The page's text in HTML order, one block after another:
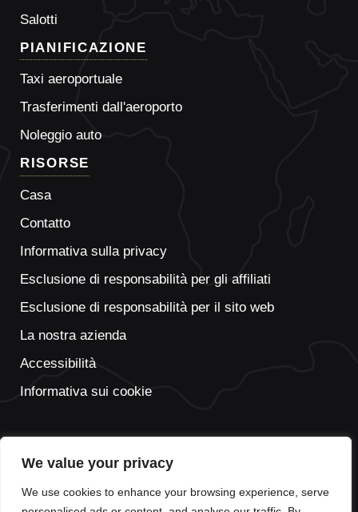
We value your privacy
We use cookies to enhance your browsing experience, serve
Salotti
PIANIFICAZIONE
Taxi aeroportuale
Trasferimenti dall'aeroporto
Noleggio auto
RISORSE
Casa
Contatto
Informativa sulla privacy
Esclusione di responsabilità per gli affiliati
Esclusione di responsabilità per il sito web
La nostra azienda
Accessibilità
Informativa sui cookie